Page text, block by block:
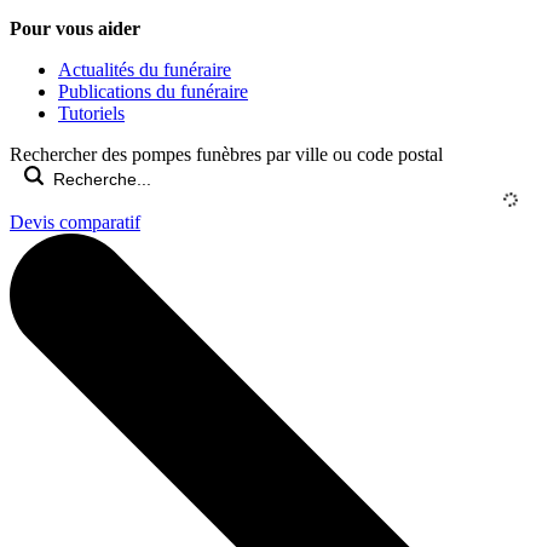
Pour vous aider
Actualités du funéraire
Publications du funéraire
Tutoriels
Rechercher des pompes funèbres par ville ou code postal
Devis comparatif